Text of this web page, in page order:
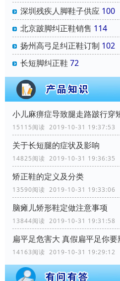
深圳残疾人脚鞋子供应 100
北京跛脚纠正鞋销售 114
扬州高弓足纠正鞋订制 102
长短脚纠正鞋 72
小儿麻痹症导致腿走路跛行穿
15115阅读 2019-10-31 19:37:53
关于长短腿的症状及影响
14825阅读 2019-10-31 19:36:35
矫正鞋的定义及分类
13590阅读 2019-10-31 19:33:06
脑瘫儿矫形鞋定做注意事项
13844阅读 2019-10-31 19:31:58
扁平足危害大 真假扁平足你
14163阅读 2019-10-31 19:29:12